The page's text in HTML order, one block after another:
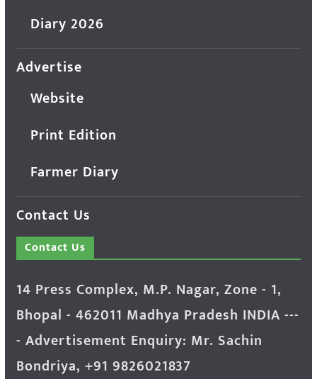
Diary 2026
Advertise
Website
Print Edition
Farmer Diary
Contact Us
Contact Us
14 Press Complex, M.P. Nagar, Zone - 1,
Bhopal - 462011 Madhya Pradesh INDIA ---
- Advertisement Enquiry: Mr. Sachin
Bondriya, +91 9826021837